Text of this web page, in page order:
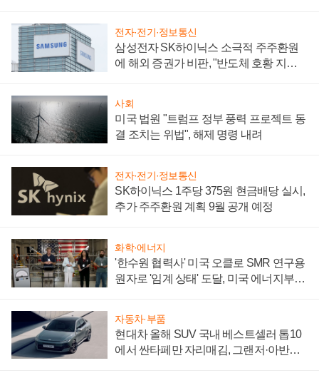
전자·전기·정보통신
삼성전자 SK하이닉스 소극적 주주환원
에 해외 증권가 비판, "반도체 호황 지속
사회
미국 법원 "트럼프 정부 풍력 프로젝트 동
결 조치는 위법", 해제 명령 내려
전자·전기·정보통신
SK하이닉스 1주당 375원 현금배당 실시,
추가 주주환원 계획 9월 공개 예정
화학·에너지
'한수원 협력사' 미국 오클로 SMR 연구용
원자로 '임계 상태' 도달, 미국 에너지부
자동차·부품
현대차 올해 SUV 국내 베스트셀러 톱10
에서 싼타페만 자리매김, 그랜저·아반떼